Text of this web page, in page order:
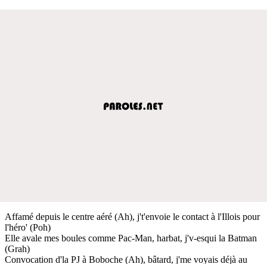
Affamé depuis le centre aéré (Ah), j't'envoie le contact à l'Illois pour
l'héro' (Poh)
Elle avale mes boules comme Pac-Man, harbat, j'v-esqui la Batman
(Grah)
Convocation d'la PJ à Boboche (Ah), bâtard, j'me voyais déjà au